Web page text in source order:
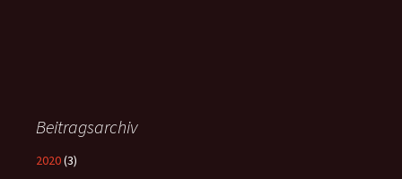
Beitragsarchiv
2020(3)